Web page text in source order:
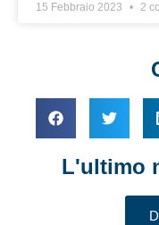
15 Febbraio 2023 2
L'ultimo